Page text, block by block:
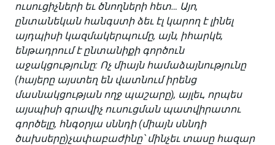
ուսուցիչների եւ ծնողների հետ… Այո,
ընտանեկան հանգստի ձեւ էլ կարող է լինել
այդպիսի կազմակերպումը, այն, իհարկե,
ենթադրում է ընտանիքի գործուն
աջակցությունը: Ոչ միայն համաձայնությունը
(հայերը այստեղ են վատնում իրենց
մասնակցության ողջ պաշարը), այլեւ, որպես
այսպիսի գրավիչ ուսուցման պատվիրատու
գործելը, հնգօրյա սննդի (միայն սննդի
ծախսերը)չափաբաժինը՝ մինչեւ տասը հազար